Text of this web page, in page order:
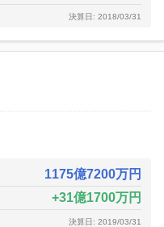
決算日: 2018/03/31
1175億7200万円
31億1700万円
決算日: 2019/03/31